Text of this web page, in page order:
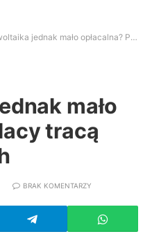
jednak mało opłacalna? Polacy tracą tysiące złotych
mało
tracą
BRAK KOMENTARZY